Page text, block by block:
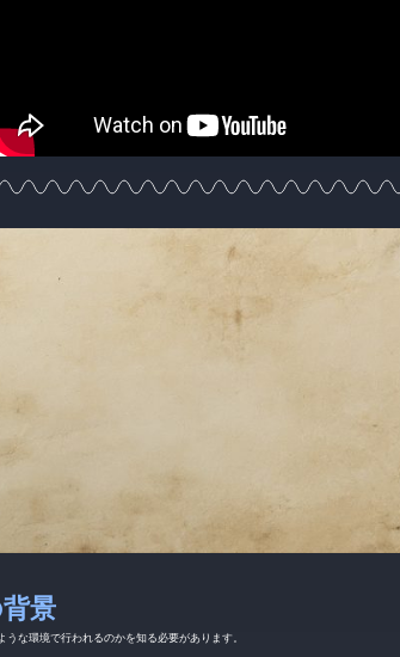
景
な環境で行われるのかを知る必要があります。